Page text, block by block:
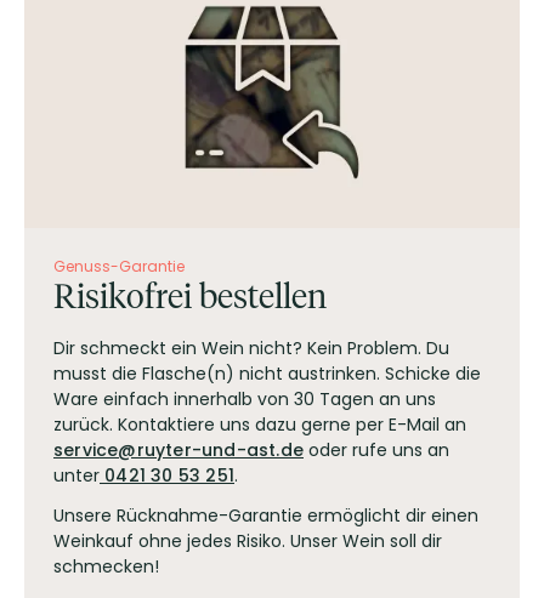
Genuss-Garantie
Risikofrei bestellen
Dir schmeckt ein Wein nicht? Kein Problem. Du
musst die Flasche(n) nicht austrinken. Schicke die
Ware einfach innerhalb von 30 Tagen an uns
zurück. Kontaktiere uns dazu gerne per E-Mail an
service@ruyter-und-ast.de oder rufe uns an
unter 0421 30 53 251.
Unsere Rücknahme-Garantie ermöglicht dir einen
Weinkauf ohne jedes Risiko. Unser Wein soll dir
schmecken!